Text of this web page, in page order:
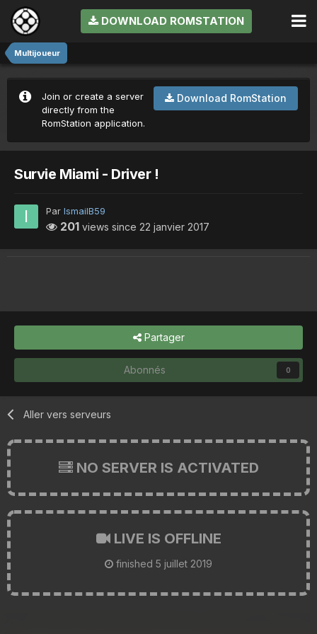
DOWNLOAD ROMSTATION
Multijoueur
Download RomStation
Join or create a server
directly from the
RomStation application.
Survie Miami - Driver !
Par IsmailB59
201 views since 22 janvier 2017
Partager
Abonnés 0
Aller vers serveurs
NO SERVER IS ACTIVATED
LIVE IS OFFLINE
finished 5 juillet 2019